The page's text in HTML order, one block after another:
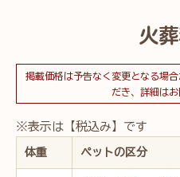
火
掲載価格は予告なく変更となる場
だき、詳細は
※表示は【税込み】です
体重 ペットの区分